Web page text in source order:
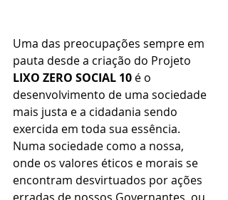
Uma das preocupações sempre em
pauta desde a criação do Projeto
LIXO ZERO SOCIAL 10 é o
desenvolvimento de uma sociedade
mais justa e a cidadania sendo
exercida em toda sua essência.
Numa sociedade como a nossa,
onde os valores éticos e morais se
encontram desvirtuados por ações